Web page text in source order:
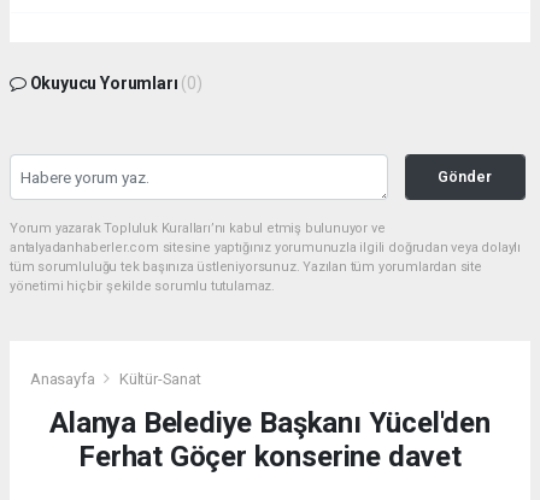
Okuyucu Yorumları (0)
Gönder
Yorum yazarak Topluluk Kuralları’nı kabul etmiş bulunuyor ve
antalyadanhaberler.com sitesine yaptığınız yorumunuzla ilgili doğrudan veya dolaylı
tüm sorumluluğu tek başınıza üstleniyorsunuz. Yazılan tüm yorumlardan site
yönetimi hiçbir şekilde sorumlu tutulamaz.
Anasayfa Kültür-Sanat
Alanya Belediye Başkanı Yücel'den
Ferhat Göçer konserine davet